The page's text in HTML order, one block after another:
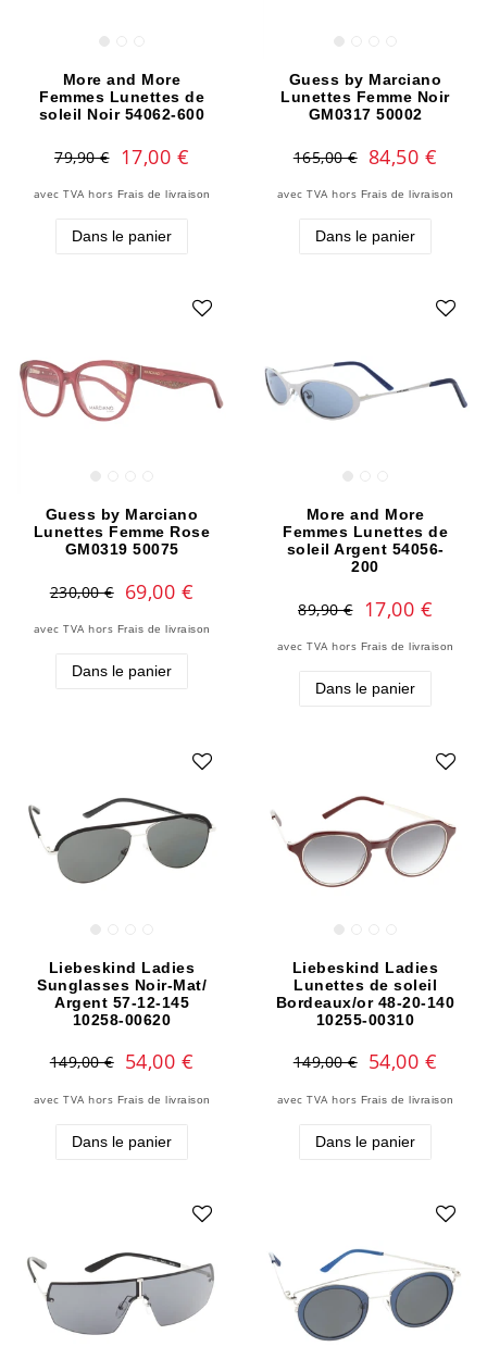
More and More
Femmes Lunettes de
soleil Noir 54062-600
79,90 € 17,00 €
avec TVAhors Frais de livraison
Dans le panier
Guess by Marciano
Lunettes Femme Noir
GM0317 50002
165,00 € 84,50 €
avec TVAhors Frais de livraison
Dans le panier
Guess by Marciano
Lunettes Femme Rose
GM0319 50075
230,00 € 69,00 €
avec TVAhors Frais de livraison
Dans le panier
More and More
Femmes Lunettes de
soleil Argent 54056-
200
89,90 € 17,00 €
avec TVAhors Frais de livraison
Dans le panier
Liebeskind Ladies
Sunglasses Noir-Mat/
Argent 57-12-145
10258-00620
149,00 € 54,00 €
avec TVAhors Frais de livraison
Dans le panier
Liebeskind Ladies
Lunettes de soleil
Bordeaux/or 48-20-140
10255-00310
149,00 € 54,00 €
avec TVAhors Frais de livraison
Dans le panier